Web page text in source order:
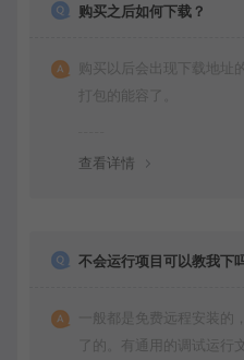
购买之后如何下载？
购买以后会出现下载地址
打包的能容了。
查看详情
不会运行项目可以教我下
一般都是免费远程安装
了的。有通用的调试运行